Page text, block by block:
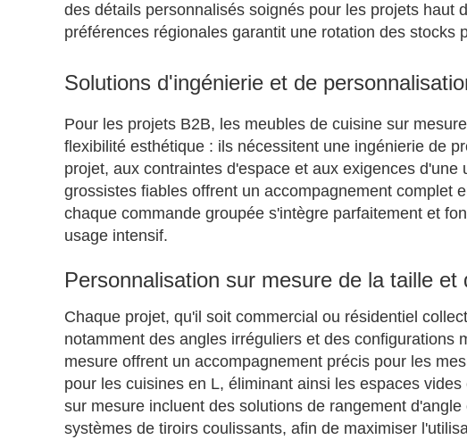
des détails personnalisés soignés pour les projets haut
préférences régionales garantit une rotation des
Solutions d'ingénierie et de
Pour les projets B2B, les meubles de cuisine sur
flexibilité esthétique : ils nécessitent une ingénierie de
projet, aux contraintes d'espace et aux exigences
grossistes fiables offrent un accompagnement complet
chaque commande groupée s'intègre parfaitement et
usage intensif.
Personnalisation sur mesure de la taille et
Chaque projet, qu'il soit commercial ou résidentiel
notamment des angles irréguliers et des
mesure offrent un accompagnement précis pour les
pour les cuisines en L, éliminant ainsi les espaces
sur mesure incluent des solutions de rangement
systèmes de tiroirs coulissants, afin de maximiser